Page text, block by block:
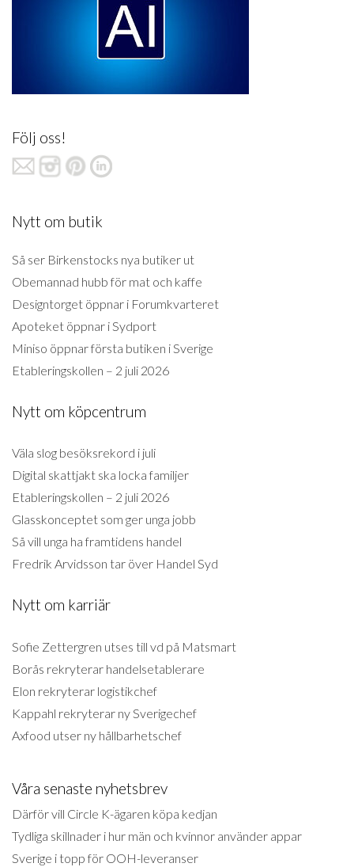
Följ oss!
Nytt om butik
Så ser Birkenstocks nya butiker ut
Obemannad hubb för mat och kaffe
Designtorget öppnar i Forumkvarteret
Apoteket öppnar i Sydport
Miniso öppnar första butiken i Sverige
Etableringskollen – 2 juli 2026
Nytt om köpcentrum
Väla slog besöksrekord i juli
Digital skattjakt ska locka familjer
Etableringskollen – 2 juli 2026
Glasskonceptet som ger unga jobb
Så vill unga ha framtidens handel
Fredrik Arvidsson tar över Handel Syd
Nytt om karriär
Sofie Zettergren utses till vd på Matsmart
Borås rekryterar handelsetablerare
Elon rekryterar logistikchef
Kappahl rekryterar ny Sverigechef
Axfood utser ny hållbarhetschef
Våra senaste nyhetsbrev
Därför vill Circle K-ägaren köpa kedjan
Tydliga skillnader i hur män och kvinnor använder appar
Sverige i topp för OOH-leveranser